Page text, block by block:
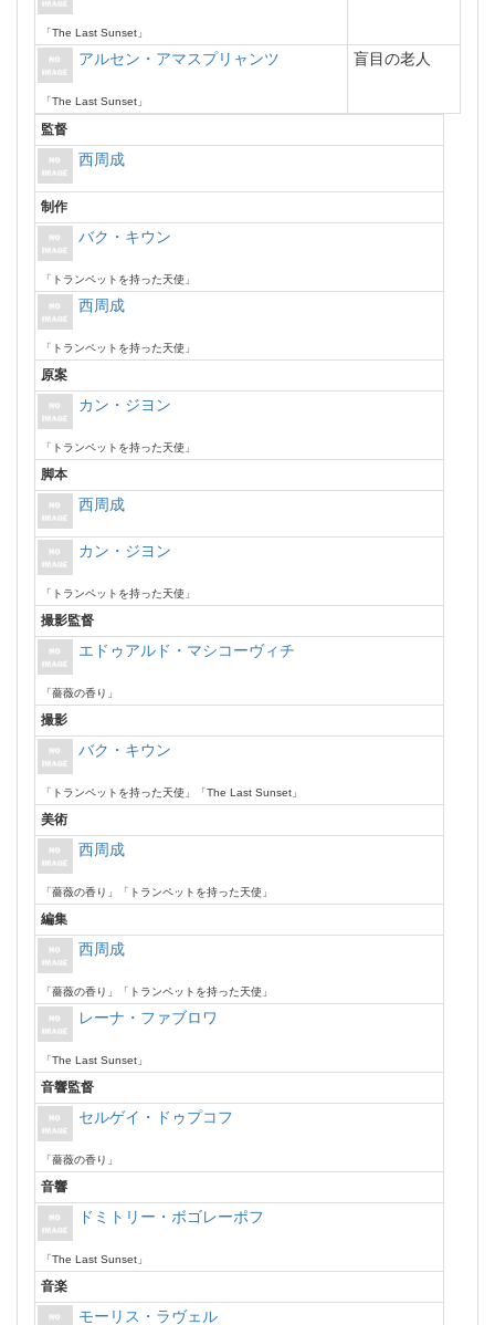
「The Last Sunset」
アルセン・アマスプリャンツ
「The Last Sunset」
盲目の老人
監督
西周成
制作
バク・キウン
「トランペットを持った天使」
西周成
「トランペットを持った天使」
原案
カン・ジヨン
「トランペットを持った天使」
脚本
西周成
カン・ジヨン
「トランペットを持った天使」
撮影監督
エドゥアルド・マシコーヴィチ
「薔薇の香り」
撮影
バク・キウン
「トランペットを持った天使」「The Last Sunset」
美術
西周成
「薔薇の香り」「トランペットを持った天使」
編集
西周成
「薔薇の香り」「トランペットを持った天使」
レーナ・ファブロワ
「The Last Sunset」
音響監督
セルゲイ・ドゥプコフ
「薔薇の香り」
音響
ドミトリー・ボゴレーポフ
「The Last Sunset」
音楽
モーリス・ラヴェル